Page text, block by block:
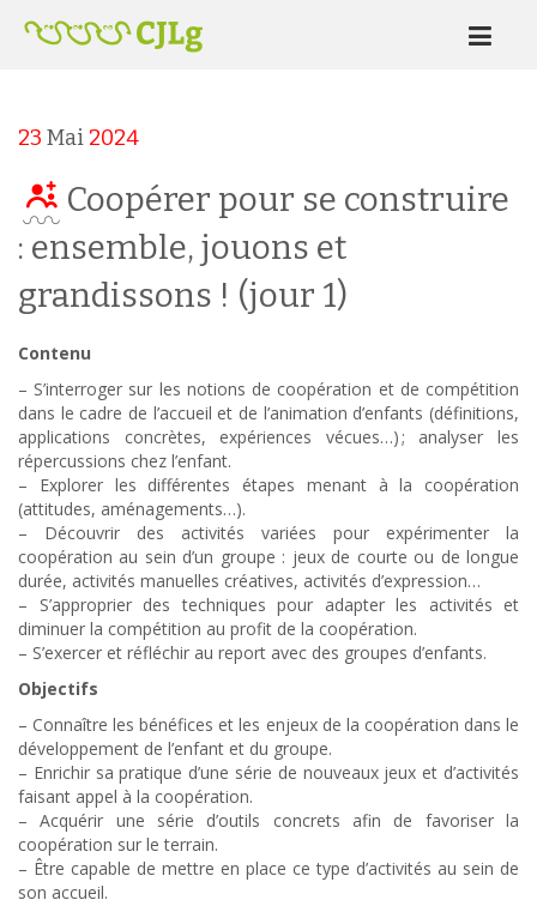
23 Mai 2024
Coopérer pour se construire
: ensemble, jouons et
grandissons ! (jour 1)
Contenu
– S’interroger sur les notions de coopération et de compétition
dans le cadre de l’accueil et de l’animation d’enfants (définitions,
applications concrètes, expériences vécues…) ; analyser les
répercussions chez l’enfant.
– Explorer les différentes étapes menant à la coopération
(attitudes, aménagements…).
– Découvrir des activités variées pour expérimenter la
coopération au sein d’un groupe : jeux de courte ou de longue
durée, activités manuelles créatives, activités d’expression…
– S’approprier des techniques pour adapter les activités et
diminuer la compétition au profit de la coopération.
– S’exercer et réfléchir au report avec des groupes d’enfants.
Objectifs
– Connaître les bénéfices et les enjeux de la coopération dans le
développement de l’enfant et du groupe.
– Enrichir sa pratique d’une série de nouveaux jeux et d’activités
faisant appel à la coopération.
– Acquérir une série d’outils concrets afin de favoriser la
coopération sur le terrain.
– Être capable de mettre en place ce type d’activités au sein de
son accueil.